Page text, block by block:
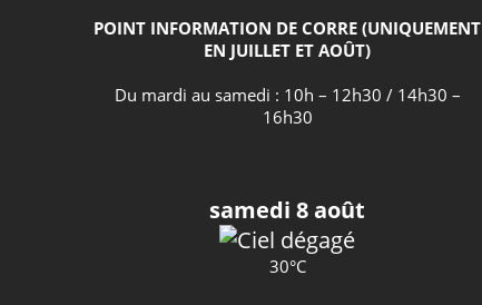
POINT INFORMATION DE CORRE (UNIQUEMENT
EN JUILLET ET AOÛT)
Du mardi au samedi : 10h – 12h30 / 14h30 –
16h30
samedi 8 août
30°C